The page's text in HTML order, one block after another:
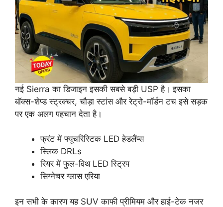
नई Sierra का डिजाइन इसकी सबसे बड़ी USP है। इसका
बॉक्स-शेप्ड स्ट्रक्चर, चौड़ा स्टांस और रेट्रो-मॉर्डन टच इसे सड़क
पर एक अलग पहचान देता है।
फ्रंट में फ्यूचरिस्टिक LED हेडलैंप्स
स्लिक DRLs
रियर में फुल-विथ LED स्ट्रिप
सिग्नेचर ग्लास एरिया
इन सभी के कारण यह SUV काफी प्रीमियम और हाई-टेक नजर